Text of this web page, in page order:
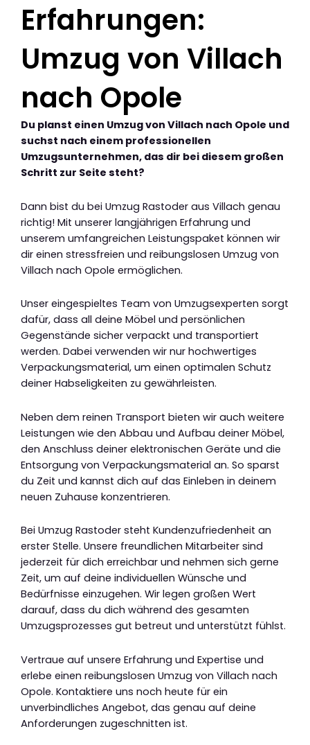
Erfahrungen:
Umzug von Villach
nach Opole
Du planst einen Umzug von Villach nach Opole und
suchst nach einem professionellen
Umzugsunternehmen, das dir bei diesem großen
Schritt zur Seite steht?
Dann bist du bei Umzug Rastoder aus Villach genau
richtig! Mit unserer langjährigen Erfahrung und
unserem umfangreichen Leistungspaket können wir
dir einen stressfreien und reibungslosen Umzug von
Villach nach Opole ermöglichen.
Unser eingespieltes Team von Umzugsexperten sorgt
dafür, dass all deine Möbel und persönlichen
Gegenstände sicher verpackt und transportiert
werden. Dabei verwenden wir nur hochwertiges
Verpackungsmaterial, um einen optimalen Schutz
deiner Habseligkeiten zu gewährleisten.
Neben dem reinen Transport bieten wir auch weitere
Leistungen wie den Abbau und Aufbau deiner Möbel,
den Anschluss deiner elektronischen Geräte und die
Entsorgung von Verpackungsmaterial an. So sparst
du Zeit und kannst dich auf das Einleben in deinem
neuen Zuhause konzentrieren.
Bei Umzug Rastoder steht Kundenzufriedenheit an
erster Stelle. Unsere freundlichen Mitarbeiter sind
jederzeit für dich erreichbar und nehmen sich gerne
Zeit, um auf deine individuellen Wünsche und
Bedürfnisse einzugehen. Wir legen großen Wert
darauf, dass du dich während des gesamten
Umzugsprozesses gut betreut und unterstützt fühlst.
Vertraue auf unsere Erfahrung und Expertise und
erlebe einen reibungslosen Umzug von Villach nach
Opole. Kontaktiere uns noch heute für ein
unverbindliches Angebot, das genau auf deine
Anforderungen zugeschnitten ist.